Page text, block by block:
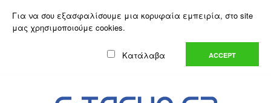
Για να σου εξασφαλίσουμε μια κορυφαία εμπειρία, στο site
μας χρησιμοποιούμε cookies.
Κατάλαβα ACCEPT
Ο Λογαριασμός μου Λίστα Επιθυμιών (0)
Καλάθι Αγορών